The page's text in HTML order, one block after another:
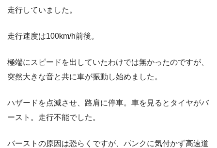
走行していました。
走行速度は100km/h前後。
極端にスピードを出していたわけでは無かったのですが、
突然大きな音と共に車が振動し始めました。
ハザードを点滅させ、路肩に停車。車を見るとタイヤがバ
ースト。走行不能でした。
バーストの原因は恐らくですが、パンクに気付かず高速道